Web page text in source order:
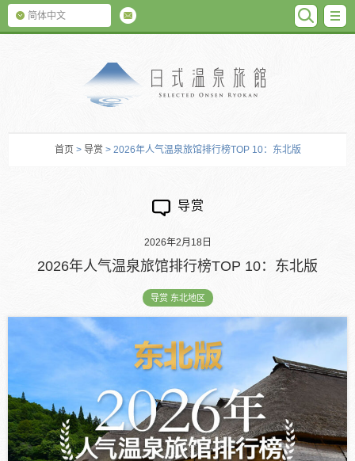
简体中文
首页 > 导赏 > 2026年人气温泉旅馆排行榜TOP 10：东北版
导赏
2026年2月18日
2026年人气温泉旅馆排行榜TOP 10：东北版
导赏 东北地区